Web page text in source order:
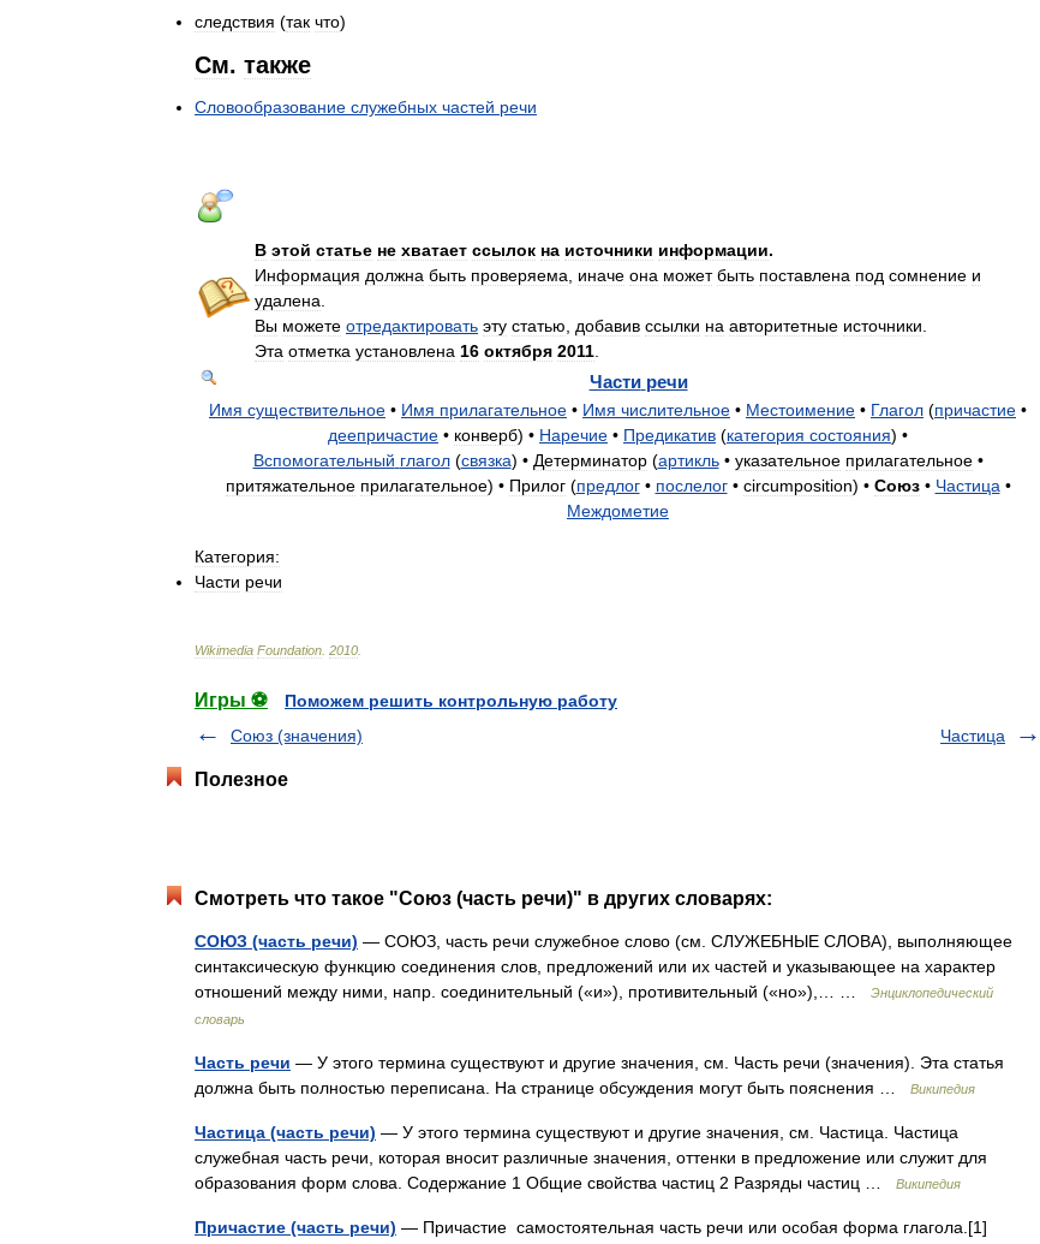
следствия (так что)
См. также
Словообразование служебных частей речи
В этой статье не хватает ссылок на источники информации.
Информация должна быть проверяема иначе она может быть поставлена под сомнение и
удалена
Вы можете отредактировать эту статью добавив ссылки на авторитетные источники
Эта отметка установлена 16 октября 2011
Части речи
Имя существительное • Имя прилагательное • Имя числительное • Местоимение • Глагол (причастие •
деепричастие • конверб) • Наречие • Предикатив (категория состояния) •
Вспомогательный глагол(cвязка) • Детерминатор (артикль• указательное прилагательное•
притяжательное прилагательное) • Прилог (предлог• послелог• circumposition) • Союз• Частица •
Междометие
Категория:
Части речи
Wikimedia Foundation 2010
Игры ⚽
Поможем решить контрольную работу
Союз (значения)
Частица
Полезное
Смотреть что такое "Союз (часть речи)" в других словарях:
СОЮЗ (часть речи) — СОЮЗ, часть речи служебное слово (см. СЛУЖЕБНЫЕ СЛОВА), выполняющее
синтаксическую функцию соединения слов, предложений или их частей и указывающее на характер
отношений между ними, напр. соединительный («и»), противительный («но»),… …
Энциклопедический
словарь
Часть речи — У этого термина существуют и другие значения, см. Часть речи (значения). Эта статья
должна быть полностью переписана. На странице обсуждения могут быть пояснения …
Википедия
Частица (часть речи) — У этого термина существуют и другие значения, см. Частица. Частица
служебная часть речи, которая вносит различные значения, оттенки в предложение или служит для
образования форм слова. Содержание 1 Общие свойства частиц 2 Разряды частиц …
Википедия
Причастие (часть речи) — Причастие самостоятельная часть речи или особая форма глагола.[1]